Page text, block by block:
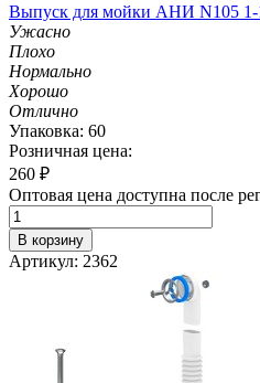
Выпуск для мойки АНИ N105 1-
Ужасно
Плохо
Нормально
Хорошо
Отлично
Упаковка: 60
Розничная цена:
260 ₽
Оптовая цена доступна после
В корзину
Артикул: 2362